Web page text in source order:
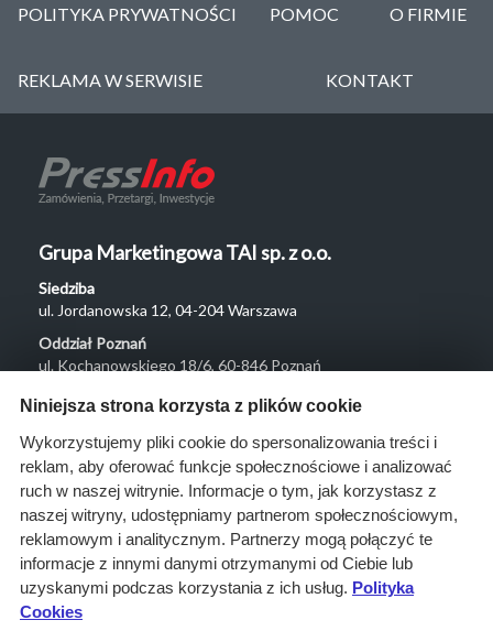
POLITYKA PRYWATNOŚCI POMOC O FIRMIE
REKLAMA W SERWISIE KONTAKT
Grupa Marketingowa TAI sp. z o.o.
Siedziba
ul. Jordanowska 12, 04-204 Warszawa
Oddział Poznań
ul. Kochanowskiego 18/6, 60-846 Poznań
Menu
O nas
Rozwiązania
Monitoring
przetargów
Raporty
przetargowe
Niniejsza strona korzysta z plików cookie
Wykorzystujemy pliki cookie do spersonalizowania treści i
reklam, aby oferować funkcje społecznościowe i analizować
ruch w naszej witrynie. Informacje o tym, jak korzystasz z
naszej witryny, udostępniamy partnerom społecznościowym,
reklamowym i analitycznym. Partnerzy mogą połączyć te
informacje z innymi danymi otrzymanymi od Ciebie lub
uzyskanymi podczas korzystania z ich usług. Polityka
Cookies